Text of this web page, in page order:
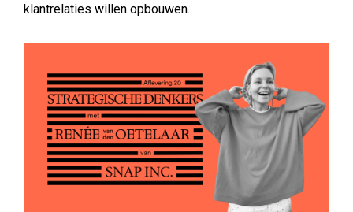
klantrelaties willen opbouwen.